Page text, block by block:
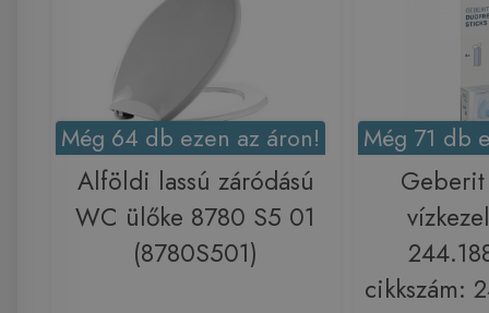
Még 64 db ezen az áron!
Alföldi lassú záródású
WC ülőke 8780 S5 01
(8780S501)
Még 71 db
cikkszám: